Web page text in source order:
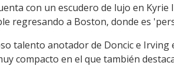
con un escudero de lujo en
regresando a Boston, donde es
talento anotador de Doncic e
compacto en el que también